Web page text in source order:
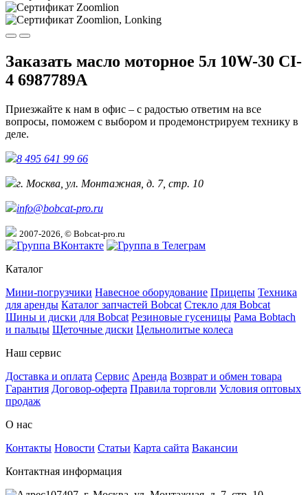
Заказать масло моторное 5л 10W-30 CI-
4 6987789A
Приезжайте к нам в офис – с радостью ответим на все
вопросы, поможем с выбором и продемонстрируем технику в
деле.
8 495 641 99 66
г. Москва, ул. Монтажная, д. 7, стр. 10
info@bobcat-pro.ru
2007-2026, © Bobcat-pro.ru
Каталог
Мини-погрузчики Навесное оборудование Прицепы Техника
для аренды Каталог запчастей Bobcat Стекло для Bobcat
Шины и диски для Bobcat Резиновые гусеницы Рама Bobtach
и пальцы Щеточные диски Цельнолитые колеса
Наш сервис
Доставка и оплата Сервис Аренда Возврат и обмен товара
Гарантия Договор-оферта Правила торговли Условия оптовых
продаж
О нас
Контакты Новости Статьи Карта сайта Вакансии
Контактная информация